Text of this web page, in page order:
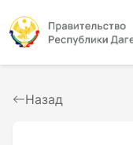
Назад